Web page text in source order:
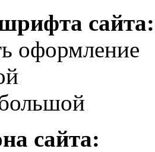
сайта:
оформление
сайта: